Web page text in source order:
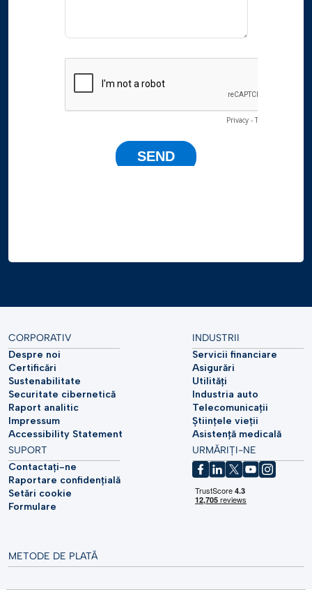
CORPORATIV
Despre noi
Certificări
Sustenabilitate
Securitate cibernetică
Raport analitic
Impressum
Accessibility Statement
INDUSTRII
Servicii financiare
Asigurări
Utilități
Industria auto
Telecomunicații
Științele vieții
Asistență medicală
SUPORT
Contactați-ne
Raportare confidențială
Setări cookie
Formulare
URMĂRIȚI-NE
METODE DE PLATĂ